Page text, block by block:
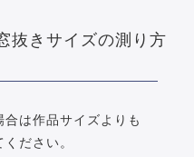
抜きサイズの測り方
は作品サイズよりも
ださい。